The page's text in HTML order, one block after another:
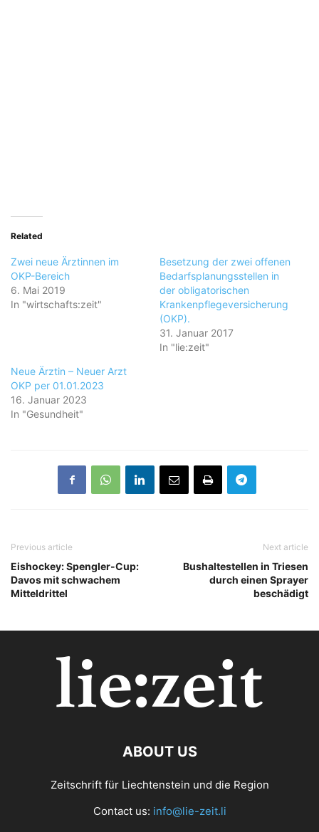
Related
Zwei neue Ärztinnen im
OKP-Bereich
6. Mai 2019
In "wirtschafts:zeit"
Besetzung der zwei offenen
Bedarfsplanungsstellen in
der obligatorischen
Krankenpflegeversicherung
(OKP).
31. Januar 2017
In "lie:zeit"
Neue Ärztin – Neuer Arzt
OKP per 01.01.2023
16. Januar 2023
In "Gesundheit"
Previous article
Eishockey: Spengler-Cup:
Davos mit schwachem
Mitteldrittel
Next article
Bushaltestellen in Triesen
durch einen Sprayer
beschädigt
ABOUT US
Zeitschrift für Liechtenstein und die Region
Contact us: info@lie-zeit.li